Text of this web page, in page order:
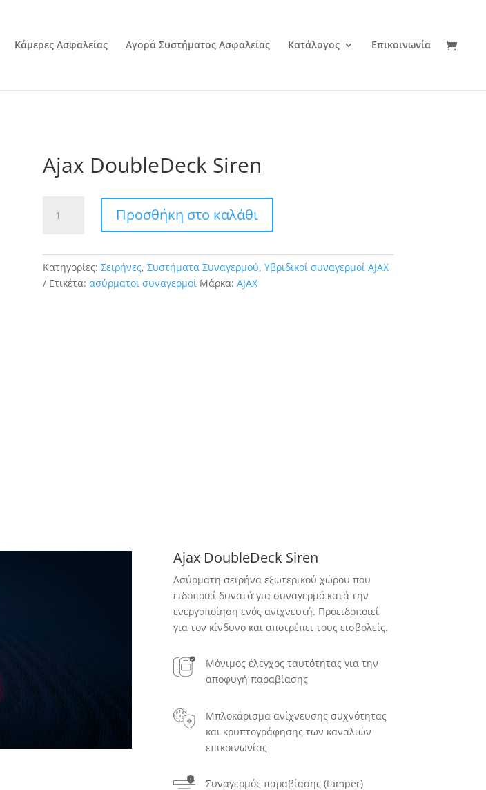
Κάμερες Ασφαλείας Αγορά Συστήματος Ασφαλείας Κατάλογος Επικοινωνία
Ajax DoubleDeck Siren
DoubleDeck
Προσθήκη στο καλάθι
Κατηγορίες: Σειρήνες, Συστήματα Συναγερμού, Υβριδικοί συναγερμοί AJAX
Ετικέτα: ασύρματοι συναγερμοί Μάρκα: AJAX
Ajax DoubleDeck Siren
Ασύρματη σειρήνα εξωτερικού χώρου που
ειδοποιεί δυνατά για συναγερμό κατά την
ενεργοποίηση ενός ανιχνευτή. Προειδοποιεί
για τον κίνδυνο και αποτρέπει τους εισβολείς.
Μόνιμος έλεγχος ταυτότητας για την
αποφυγή παραβίασης
Μπλοκάρισμα ανίχνευσης συχνότητας
και κρυπτογράφησης των καναλιών
επικοινωνίας
Συναγερμός παραβίασης (tamper)